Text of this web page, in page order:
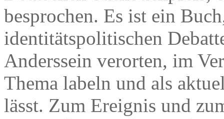
besprochen. Es ist ein
identitätspolitischen
Anderssein verorten, im
Thema labeln und als
lässt. Zum Ereignis und